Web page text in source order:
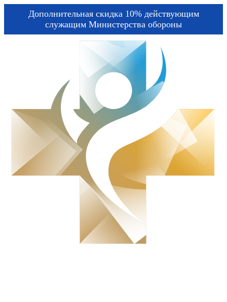
Дополнительная скидка 10% действующим
служащим Министерства обороны